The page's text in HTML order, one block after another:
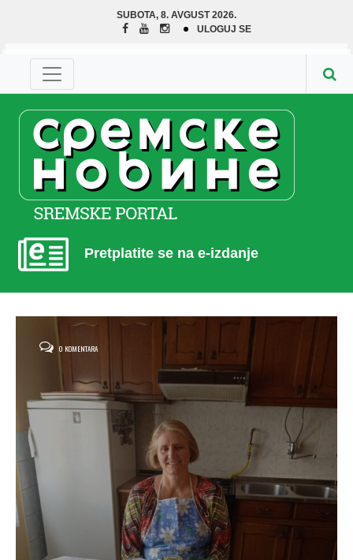
SUBOTA, 8. AVGUST 2026.
ULOGUJ SE
Pretplatite se na e-izdanje
0 KOMENTARA